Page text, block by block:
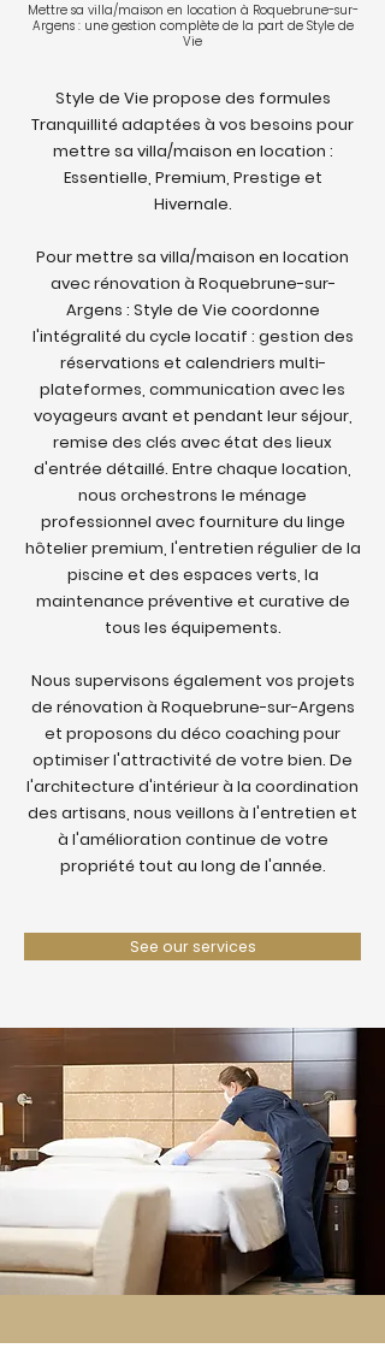
Mettre sa villa/maison en location à Roquebrune-sur-
Argens : une gestion complète de la part de Style de
Vie
Style de Vie propose des formules
Tranquillité adaptées à vos besoins pour
mettre sa villa/maison en location :
Essentielle, Premium, Prestige et
Hivernale.
Pour mettre sa villa/maison en location
avec rénovation à Roquebrune-sur-
Argens : Style de Vie coordonne
l'intégralité du cycle locatif : gestion des
réservations et calendriers multi-
plateformes, communication avec les
voyageurs avant et pendant leur séjour,
remise des clés avec état des lieux
d'entrée détaillé. Entre chaque location,
nous orchestrons le ménage
professionnel avec fourniture du linge
hôtelier premium, l'entretien régulier de la
piscine et des espaces verts, la
maintenance préventive et curative de
tous les équipements.
Nous supervisons également vos projets
de rénovation à Roquebrune-sur-Argens
et proposons du déco coaching pour
optimiser l'attractivité de votre bien. De
l'architecture d'intérieur à la coordination
des artisans, nous veillons à l'entretien et
à l'amélioration continue de votre
propriété tout au long de l'année.
See our services